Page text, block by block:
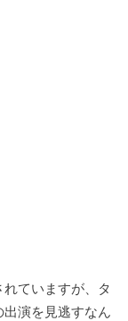
ていますが、タ
演を見逃すなん